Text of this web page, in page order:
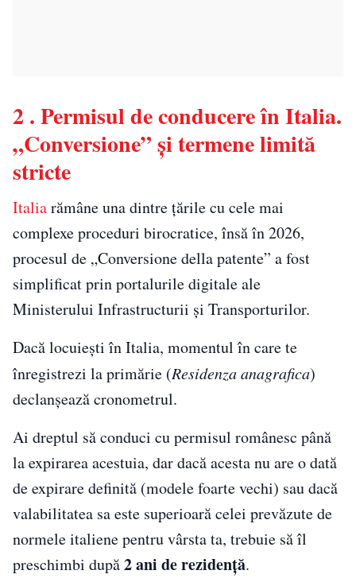
2 . Permisul de conducere în Italia.
„Conversione” și termene limită
stricte
Italiarămâne una dintre țările cu cele mai
complexe proceduri birocratice, însă în 2026,
procesul de „Conversione della patente” a fost
simplificat prin portalurile digitale ale
Ministerului Infrastructurii și Transporturilor.
Dacă locuiești în Italia, momentul în care te
înregistrezi la primărie (Residenza anagrafica)
declanșează cronometrul.
Ai dreptul să conduci cu permisul românesc până
la expirarea acestuia, dar dacă acesta nu are o dată
de expirare definită (modele foarte vechi) sau dacă
valabilitatea sa este superioară celei prevăzute de
normele italiene pentru vârsta ta, trebuie să îl
preschimbi după2 ani de rezidență.